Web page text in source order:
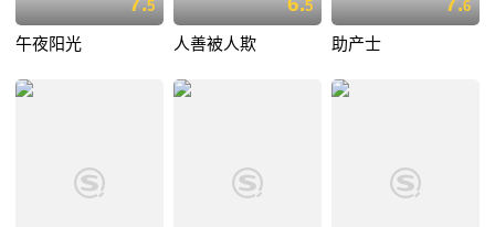
5
午夜阳光
5
人善被人欺
6
助产士